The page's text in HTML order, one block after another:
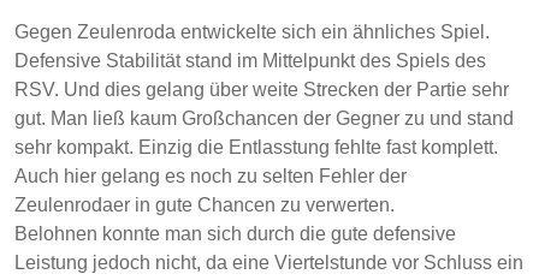
Gegen Zeulenroda entwickelte sich ein ähnliches Spiel.
Defensive Stabilität stand im Mittelpunkt des Spiels des
RSV. Und dies gelang über weite Strecken der Partie sehr
gut. Man ließ kaum Großchancen der Gegner zu und stand
sehr kompakt. Einzig die Entlasstung fehlte fast komplett.
Auch hier gelang es noch zu selten Fehler der
Zeulenrodaer in gute Chancen zu verwerten.
Belohnen konnte man sich durch die gute defensive
Leistung jedoch nicht, da eine Viertelstunde vor Schluss ein